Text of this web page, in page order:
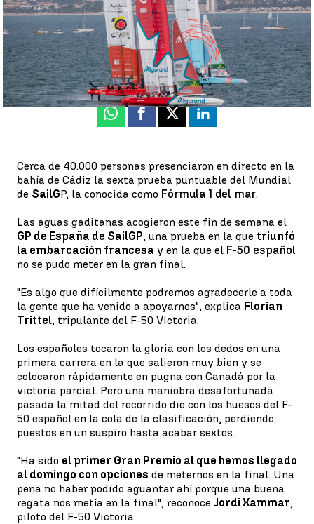
Guillermo F. Lascoiti
Publicado:26 de septiembre de 2022, 18:29
Whatsapp
Facebook
X Linkedin
Cerca de 40.000 personas presenciaron en directo en la
bahía de Cádiz la sexta prueba puntuable del Mundial
de SailGP, la conocida como Fórmula 1 del mar.
Las aguas gaditanas acogieron este fin de semana el
GP de España de SailGP, una prueba en la que triunfó
la embarcación francesa y en la que el F-50 español
no se pudo meter en la gran final.
"Es algo que difícilmente podremos agradecerle a toda
la gente que ha venido a apoyarnos", explica Florian
Trittel, tripulante del F-50 Victoria.
Los españoles tocaron la gloria con los dedos en una
primera carrera en la que salieron muy bien y se
colocaron rápidamente en pugna con Canadá por la
victoria parcial. Pero una maniobra desafortunada
pasada la mitad del recorrido dio con los huesos del F-
50 español en la cola de la clasificación, perdiendo
puestos en un suspiro hasta acabar sextos.
"Ha sido el primer Gran Premio al que hemos llegado
al domingo con opciones de meternos en la final. Una
pena no haber podido aguantar ahí porque una buena
regata nos metía en la final", reconoce Jordi Xammar,
piloto del F-50 Victoria.